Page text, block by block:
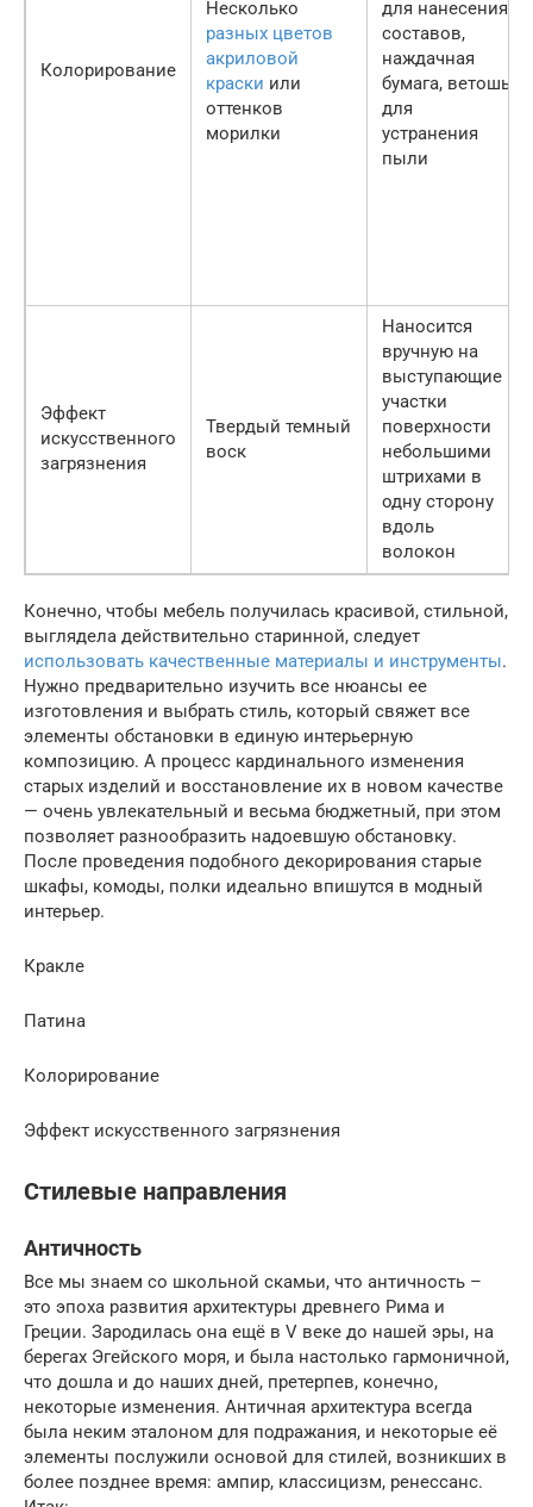
Колорирование
Несколько
разных цветов
акриловой
краски или
оттенков
морилки
для нанесения
составов,
наждачная
бумага, ветошь
для
устранения
пыли
Эффект
искусственного
загрязнения
Твердый темный
воск
Наносится
вручную на
выступающие
участки
поверхности
небольшими
штрихами в
одну сторону
вдоль
волокон
Конечно, чтобы мебель получилась красивой, стильной,
выглядела действительно старинной, следует
использовать качественные материалы и инструменты.
Нужно предварительно изучить все нюансы ее
изготовления и выбрать стиль, который свяжет все
элементы обстановки в единую интерьерную
композицию. А процесс кардинального изменения
старых изделий и восстановление их в новом качестве
— очень увлекательный и весьма бюджетный, при этом
позволяет разнообразить надоевшую обстановку.
После проведения подобного декорирования старые
шкафы, комоды, полки идеально впишутся в модный
интерьер.
Кракле
Патина
Колорирование
Эффект искусственного загрязнения
Стилевые направления
Античность
Все мы знаем со школьной скамьи, что античность –
это эпоха развития архитектуры древнего Рима и
Греции. Зародилась она ещё в V веке до нашей эры, на
берегах Эгейского моря, и была настолько гармоничной,
что дошла и до наших дней, претерпев, конечно,
некоторые изменения. Античная архитектура всегда
была неким эталоном для подражания, и некоторые её
элементы послужили основой для стилей, возникших в
более позднее время: ампир, классицизм, ренессанс.